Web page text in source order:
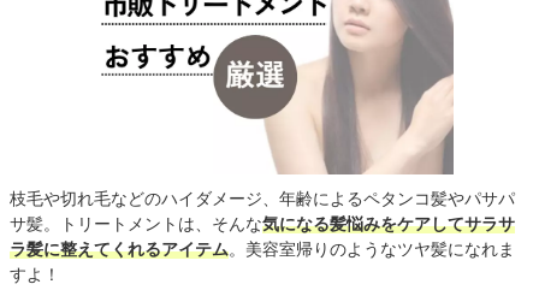
枝毛や切れ毛などのハイダメージ、年齢によるペタンコ髪やパサパ
サ髪。トリートメントは、そんな気になる髪悩みをケアしてサラサ
ラ髪に整えてくれるアイテム。美容室帰りのようなツヤ髪になれま
すよ！